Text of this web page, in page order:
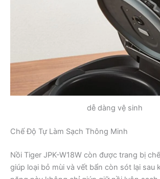
dễ dàng vệ sinh
Chế Độ Tự Làm Sạch Thông Minh
Nồi Tiger JPK-W18W còn được trang bị
giúp loại bỏ mùi và vết bẩn còn sót lại sau